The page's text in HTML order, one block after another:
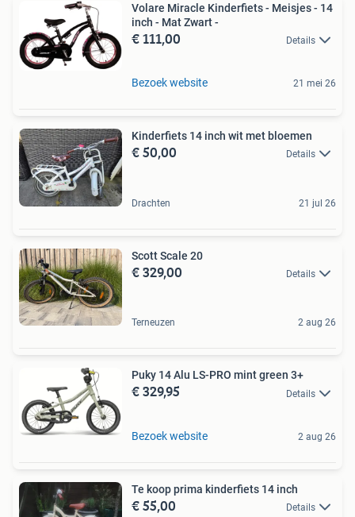
Volare Miracle Kinderfiets - Meisjes - 14
inch - Mat Zwart -
€ 111,00 Details
Bezoek website 21 mei 26
Kinderfiets 14 inch wit met bloemen
€ 50,00 Details
Drachten 21 jul 26
Scott Scale 20
€ 329,00 Details
Terneuzen 2 aug 26
Puky 14 Alu LS-PRO mint green 3+
€ 329,95 Details
Bezoek website 2 aug 26
Te koop prima kinderfiets 14 inch
€ 55,00 Details